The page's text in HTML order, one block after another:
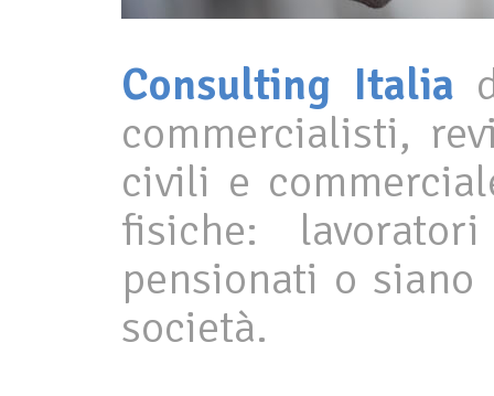
Consulting Italia
commercialisti,
civili e
fisiche:
pensionati o
società.